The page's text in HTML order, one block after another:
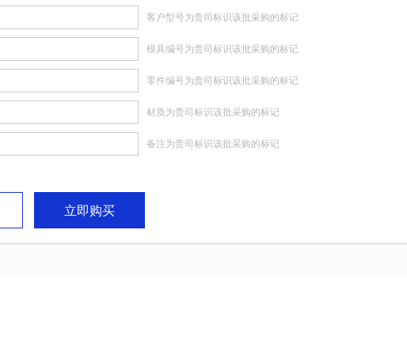
客户型号为贵司标识该批采购的标记
模具编号为贵司标识该批采购的标记
零件编号为贵司标识该批采购的标记
材质为贵司标识该批采购的标记
备注为贵司标识该批采购的标记
立即购买